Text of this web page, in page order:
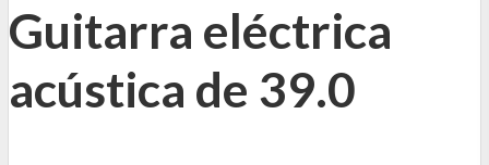
Guitarra eléctrica
acústica de 39.0